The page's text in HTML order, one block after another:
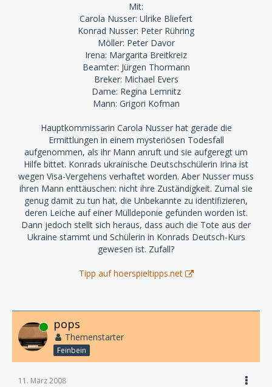
Mit:
Carola Nusser: Ulrike Bliefert
Konrad Nusser: Peter Rühring
Möller: Peter Davor
Irena: Margarita Breitkreiz
Beamter: Jürgen Thormann
Breker: Michael Evers
Dame: Regina Lemnitz
Mann: Grigori Kofman
Hauptkommissarin Carola Nusser hat gerade die
Ermittlungen in einem mysteriösen Todesfall
aufgenommen, als ihr Mann anruft und sie aufgeregt um
Hilfe bittet. Konrads ukrainische Deutschschülerin Irina ist
wegen Visa-Vergehens verhaftet worden. Aber Nusser muss
ihren Mann enttäuschen: nicht ihre Zuständigkeit. Zumal sie
genug damit zu tun hat, die Unbekannte zu identifizieren,
deren Leiche auf einer Mülldeponie gefunden worden ist.
Dann jedoch stellt sich heraus, dass auch die Tote aus der
Ukraine stammt und Schülerin in Konrads Deutsch-Kurs
gewesen ist. Zufall?
Tipp auf hoerspieltipps.net
Online pops
Themenstarter
Feinbein
11. März 2008